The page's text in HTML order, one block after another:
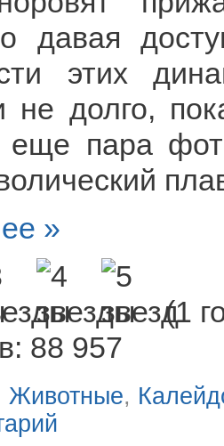
давая
этих
не долго,
пара
»
(1
88 957
Животные,